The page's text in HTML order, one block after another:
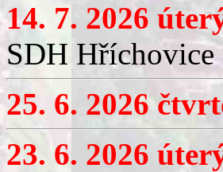
14. 7. 2026
SDH Hříchovice
25. 6. 2026
23. 6. 2026